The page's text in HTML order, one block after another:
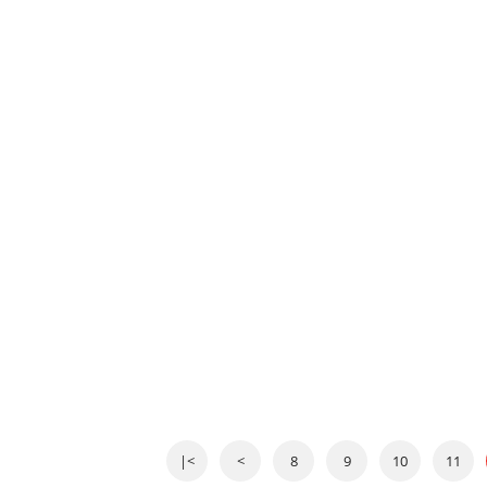
|< < 8 9 10 11